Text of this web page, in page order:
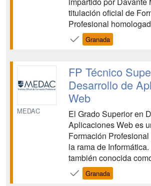
titulación oficial de
Profesional
Ministerio de
ámbito sanitario. Esta
mediante el manejo
equipos y aparatos,
de...
Granada
MEDAC
FP Técnico
Desarrollo de
Web
El Grado Superior en
Aplicaciones Web es
Formación
la rama de
también conocida
acreditada por el
Educación. En esta
Granada